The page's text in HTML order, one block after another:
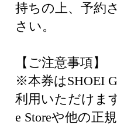
持ちの上、予約
さい。
【ご注意事項】
※本券はSHOEI
利用いただけま
e Storeや他の正